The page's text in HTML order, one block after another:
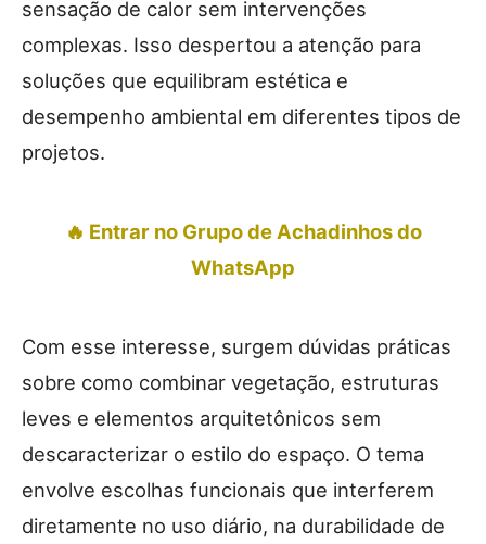
sensação de calor sem intervenções
complexas. Isso despertou a atenção para
soluções que equilibram estética e
desempenho ambiental em diferentes tipos de
projetos.
🔥 Entrar no Grupo de Achadinhos do
WhatsApp
Com esse interesse, surgem dúvidas práticas
sobre como combinar vegetação, estruturas
leves e elementos arquitetônicos sem
descaracterizar o estilo do espaço. O tema
envolve escolhas funcionais que interferem
diretamente no uso diário, na durabilidade de